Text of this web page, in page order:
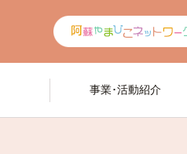
事業･活動紹介